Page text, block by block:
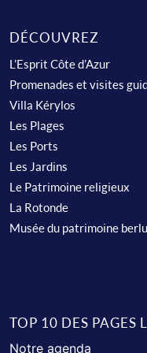
DÉCOUVREZ
L’Esprit Côte d’Azur
Promenades et visites
Villa Kérylos
Les Plages
Les Ports
Les Jardins
Le Patrimoine religieux
La Rotonde
Musée du patrimoine
TOP 10 DES PAGES
Notre agenda